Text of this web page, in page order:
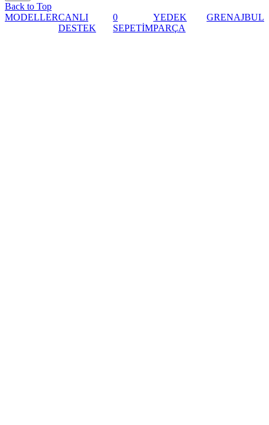
Back to Top
MODELLERCANLI
DESTEK
0
SEPETİM
YEDEK
PARÇA
GRENAJBUL